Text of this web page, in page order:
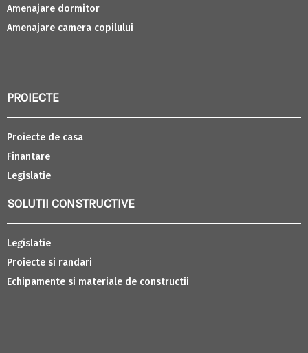
Amenajare dormitor
Amenajare camera copilului
PROIECTE
Proiecte de casa
Finantare
Legislatie
SOLUTII CONSTRUCTIVE
Legislatie
Proiecte si randari
Echipamente si materiale de constructii